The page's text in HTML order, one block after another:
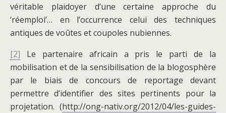
véritable plaidoyer d’une certaine approche du
‘réemploi’… en l’occurrence celui des techniques
antiques de voûtes et coupoles nubiennes.
[2] Le partenaire africain a pris le parti de la
mobilisation et de la sensibilisation de la blogosphère
par le biais de concours de reportage devant
permettre d’identifier des sites pertinents pour la
projetation. (http://ong-nativ.org/2012/04/les-guides-